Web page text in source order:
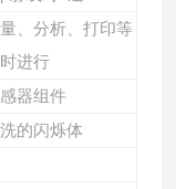
、分析、打印等
进行
器组件
的闪烁体